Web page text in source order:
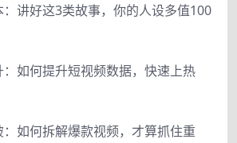
讲好这3类故事，你的人设多值100
如何提升短视频数据，快速上热
如何拆解爆款视频，才算抓住重